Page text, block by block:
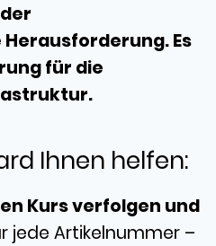
Es
für die
Ihnen helfen:
Kurs verfolgen und
jede Artikelnummer –